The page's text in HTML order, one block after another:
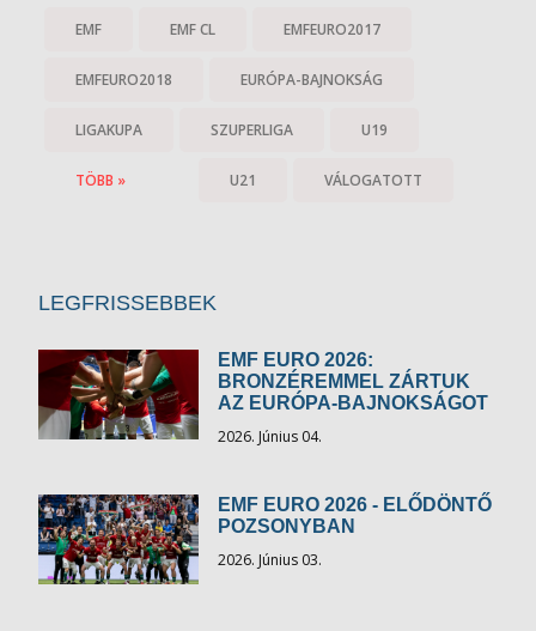
EMF EMF CL EMFEURO2017
EMFEURO2018 EURÓPA-BAJNOKSÁG
LIGAKUPA SZUPERLIGA U19
U21 VÁLOGATOTT
TÖBB »
LEGFRISSEBBEK
EMF EURO 2026:
BRONZÉREMMEL ZÁRTUK
AZ EURÓPA-BAJNOKSÁGOT
2026. Június 04.
EMF EURO 2026 - ELŐDÖNTŐ
POZSONYBAN
2026. Június 03.